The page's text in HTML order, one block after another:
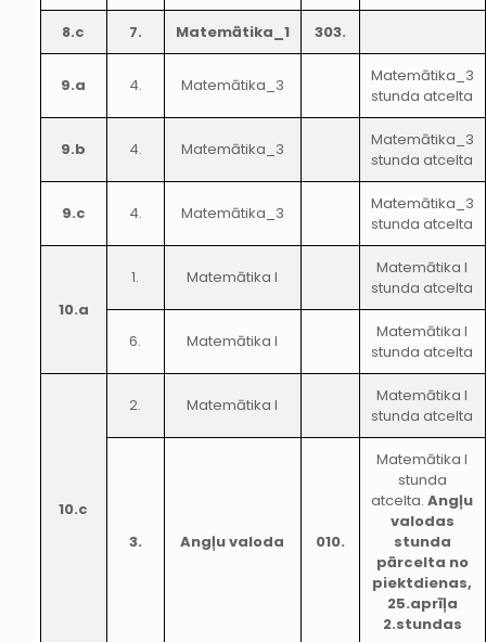
8.c 7. Matemātika_1 303.
9.a 4. Matemātika_3
Matemātika_3
stunda atcelta
9.b 4. Matemātika_3
Matemātika_3
stunda atcelta
9.c 4. Matemātika_3
Matemātika_3
stunda atcelta
10.a
1. Matemātika I
Matemātika I
stunda atcelta
6. Matemātika I
Matemātika I
stunda atcelta
10.c
2. Matemātika I
Matemātika I
stunda atcelta
3. Angļu valoda 010.
Matemātika I
stunda
atcelta. Angļu
valodas
stunda
pārcelta no
piektdienas,
25.aprīļa
2.stundas